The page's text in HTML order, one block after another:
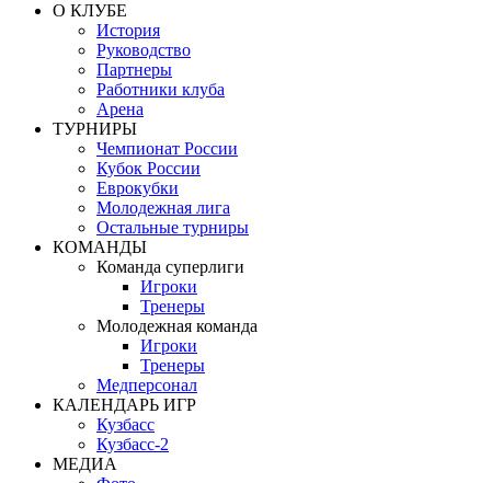
О КЛУБЕ
История
Руководство
Партнеры
Работники клуба
Арена
ТУРНИРЫ
Чемпионат России
Кубок России
Еврокубки
Молодежная лига
Остальные турниры
КОМАНДЫ
Команда суперлиги
Игроки
Тренеры
Молодежная команда
Игроки
Тренеры
Медперсонал
КАЛЕНДАРЬ ИГР
Кузбасс
Кузбасс-2
МЕДИА